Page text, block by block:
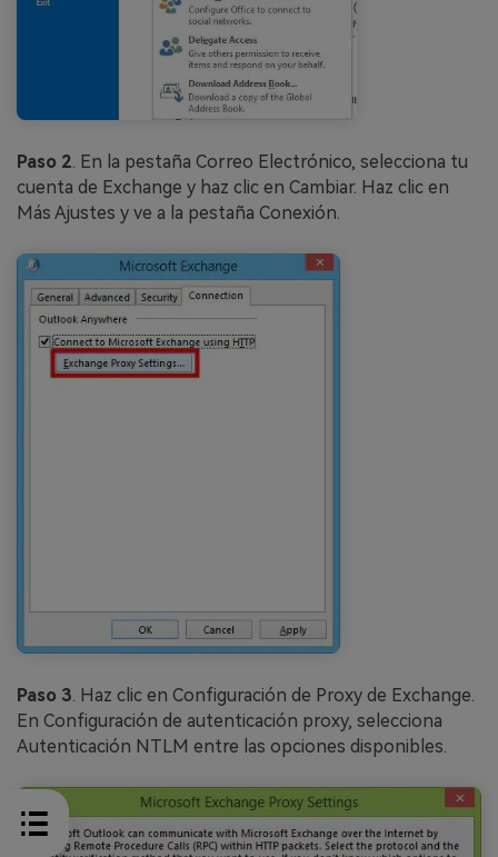
Paso 2 . En la pestaña Correo Electrónico, selecciona tu
cuenta de Exchange y haz clic en Cambiar. Haz clic en
Más Ajustes y ve a la pestaña Conexión.
Paso 3. Haz clic en Configuración de Proxy de Exchange.
En Configuración de autenticación proxy, selecciona
Autenticación NTLM entre las opciones disponibles.